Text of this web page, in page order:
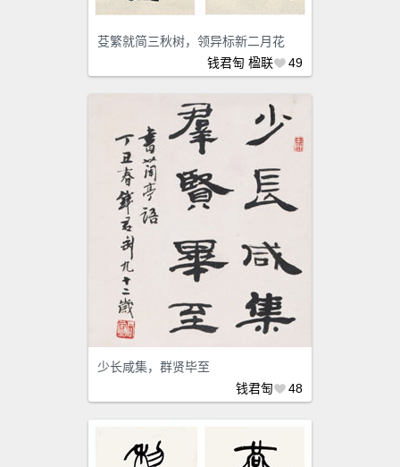
芟繁就简三秋树，领异标新二月花
钱君匋 楹联 49
少长咸集，群贤毕至
钱君匋
48